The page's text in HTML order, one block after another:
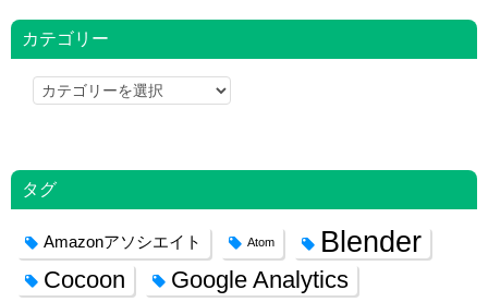
カテゴリー
カ
リ
ー
タグ
Amazonアソシエイト Atom Blender
Cocoon Google Analytics